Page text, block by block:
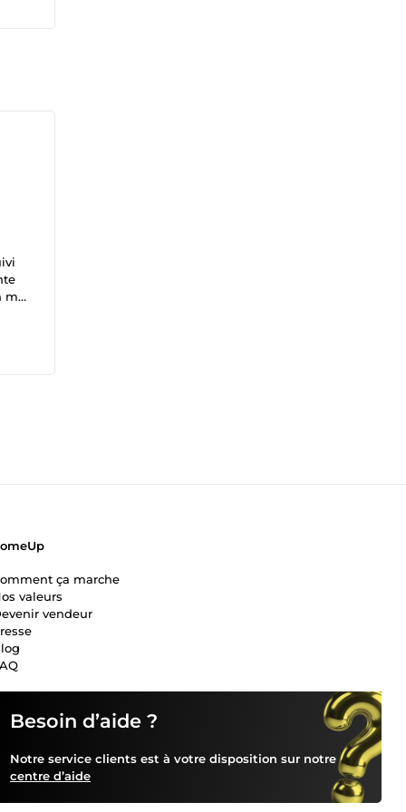
me
Besoin d’aide ?
Notre service clients est à votre disposition sur notre
centre d’aide
ça marche
valeurs
vendeur